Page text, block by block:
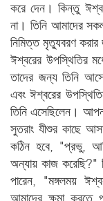
করে দেন। কিন্তু
না। তিনি আমাদের
নিমিত্ত মৃত্যুবরণ করার
ঈশ্বরের উপস্থিতির
তাদের জন্য তিনি
এবং ঈশ্বরের
তিনি এসেছিলেন।
সুতরাং যীশুর কাছে
কঠিন হবে, "প্রভু,
অন্যায় কাজ করেছি?"
পারেন, "মঙ্গলময়
আমাদের ক্ষমা করতে